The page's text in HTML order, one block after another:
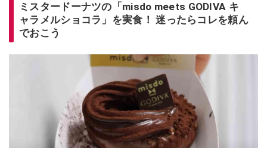
ミスタードーナツの「misdo meets GODIVA キ
ャラメルショコラ」を実食！ 迷ったらコレを頼ん
でおこう